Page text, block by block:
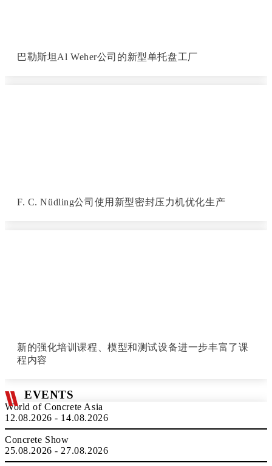
巴勒斯坦Al Weher公司的新型单托盘工厂
F. C. Nüdling公司使用新型密封压力机优化生产
新的强化培训课程、模型和测试设备进一步丰富了课
程内容
EVENTS
World of Concrete Asia
12.08.2026 - 14.08.2026
Concrete Show
25.08.2026 - 27.08.2026